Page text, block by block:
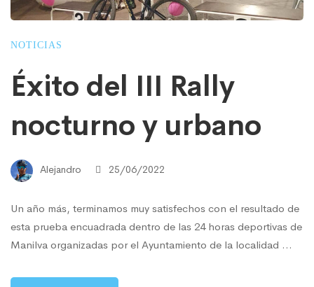
NOTICIAS
Éxito del III Rally
nocturno y urbano
Alejandro 25/06/2022
Un año más, terminamos muy satisfechos con el resultado de
esta prueba encuadrada dentro de las 24 horas deportivas de
Manilva organizadas por el Ayuntamiento de la localidad …